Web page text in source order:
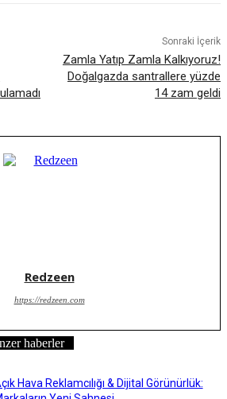
Sonraki İçerik
Zamla Yatıp Zamla Kalkıyoruz!
Doğalgazda santrallere yüzde
14 zam geldi
Redzeen
https://redzeen.com
haberler
Hava Reklamcılığı & Dijital Görünürlük: